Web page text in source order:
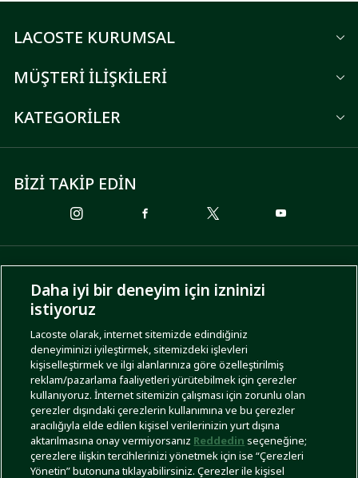
LACOSTE KURUMSAL
MÜŞTERİ İLİŞKİLERİ
KATEGORİLER
BİZİ TAKİP EDİN
ÖDEME SEÇENEKLERİ
KARGO SEÇENEKLERİ
İşlem RehberiSite HaritasıKullanım ŞartlarıGizlilik Politikası
Daha iyi bir deneyim için izninizi
istiyoruz
Lacoste olarak, internet sitemizde edindiğiniz
deneyiminizi iyileştirmek, sitemizdeki işlevleri
kişiselleştirmek ve ilgi alanlarınıza göre özelleştirilmiş
reklam/pazarlama faaliyetleri yürütebilmek için çerezler
kullanıyoruz. İnternet sitemizin çalışması için zorunlu olan
çerezler dışındaki çerezlerin kullanımına ve bu çerezler
aracılığıyla elde edilen kişisel verilerinizin yurt dışına
aktarılmasına onay vermiyorsanız Reddedin seçeneğine;
çerezlere ilişkin tercihlerinizi yönetmek için ise “Çerezleri
Yönetin” butonuna tıklayabilirsiniz. Çerezler ile kişisel